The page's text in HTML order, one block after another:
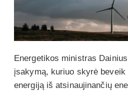
Energetikos ministras
įsakymą, kuriuo skyrė
energiją iš atsinaujinančių